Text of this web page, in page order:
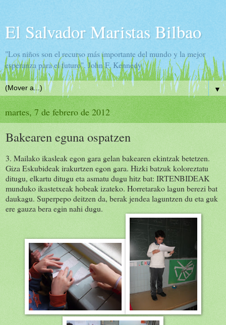
El Salvador Maristas Bilbao
"Los niños son el recurso más importante del mundo y la mejor
esperanza para el futuro". John F. Kennedy
▼
martes, 7 de febrero de 2012
Bakearen eguna ospatzen
3. Mailako ikasleak egon gara gelan bakearen ekintzak betetzen.
Giza Eskubideak irakurtzen egon gara. Hizki batzuk koloreztatu
ditugu, elkartu ditugu eta asmatu dugu hitz bat: IRTENBIDEAK
munduko ikastetxeak hobeak izateko. Horretarako lagun berezi bat
daukagu. Superpepo deitzen da, berak jendea laguntzen du eta guk
ere gauza bera egin nahi dugu.